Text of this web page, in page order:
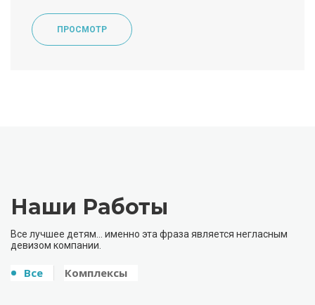
ПРОСМОТР
Наши Работы
Все лучшее детям… именно эта фраза является негласным
девизом компании.
Все Комплексы